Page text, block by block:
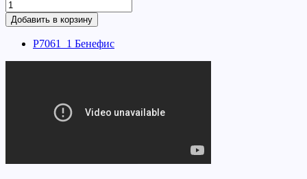
Добавить в корзину
Р7061_1 Бенефис